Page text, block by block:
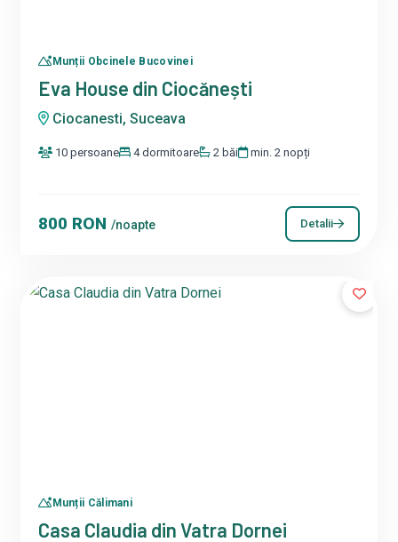
Munții Obcinele Bucovinei
Eva House din Ciocănești
Ciocanesti, Suceava
10 persoane 4 dormitoare 2 băi min. 2 nopți
800 RON/noapte Detalii
Munții Călimani
Casa Claudia din Vatra Dornei